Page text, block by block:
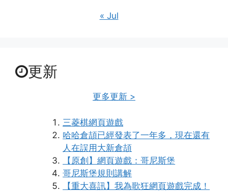
« Jul
更新
更多更新 >
三菱棋網頁遊戲
哈哈倉頡已經發表了一年多，現在還有
人在誤用大新倉頡
【原創】網頁遊戲：哥尼斯堡
哥尼斯堡規則講解
【重大喜訊】我為歌狂網頁遊戲完成！